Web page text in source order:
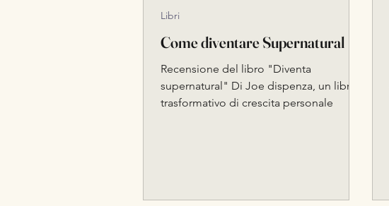
Come diventare Supernatural
Recensione del libro "Diventa
supernatural" Di Joe dispenza, un libro
trasformativo di crescita personale
Libri